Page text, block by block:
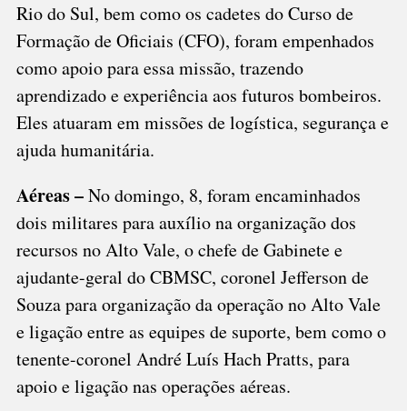
Rio do Sul, bem como os cadetes do Curso de
Formação de Oficiais (CFO), foram empenhados
como apoio para essa missão, trazendo
aprendizado e experiência aos futuros bombeiros.
Eles atuaram em missões de logística, segurança e
ajuda humanitária.
Aéreas –No domingo, 8, foram encaminhados
dois militares para auxílio na organização dos
recursos no Alto Vale, o chefe de Gabinete e
ajudante-geral do CBMSC, coronel Jefferson de
Souza para organização da operação no Alto Vale
e ligação entre as equipes de suporte, bem como o
tenente-coronel André Luís Hach Pratts, para
apoio e ligação nas operações aéreas.